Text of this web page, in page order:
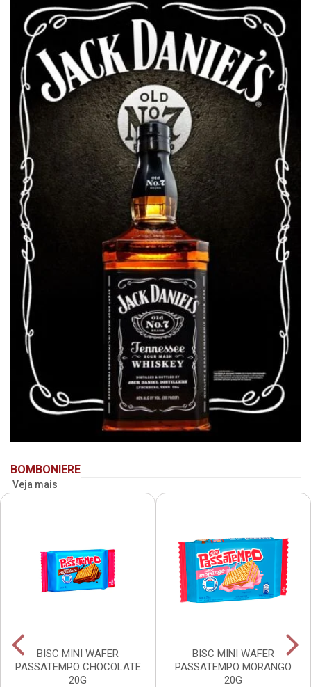
BOMBONIERE
Veja mais
BISC MINI WAFER
PASSATEMPO CHOCOLATE
20G
BISC MINI WAFER
PASSATEMPO MORANGO
20G